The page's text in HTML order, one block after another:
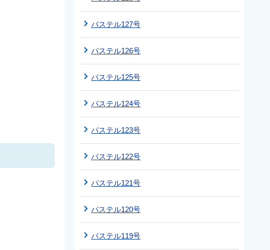
パステル127号
パステル126号
パステル125号
パステル124号
パステル123号
パステル122号
パステル121号
パステル120号
パステル119号